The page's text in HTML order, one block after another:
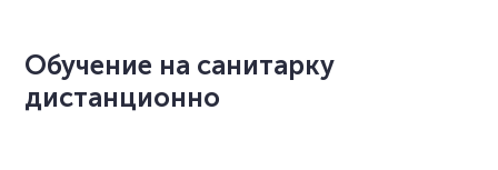
Обучение на санитарку
дистанционно